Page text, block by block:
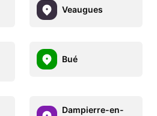
Veaugues
Bué
Dampierre-en-